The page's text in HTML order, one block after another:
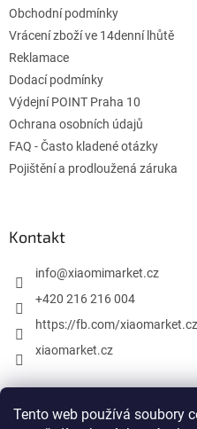
Tento web používá soubory
Obchodní podmínky
Vrácení zboží ve 14denní lhůtě
Reklamace
Dodací podmínky
Výdejní POINT Praha 10
Ochrana osobních údajů
FAQ - Často kladené otázky
Pojištění a prodloužená záruka
Kontakt
info@xiaomimarket.cz
+420 216 216 004
https://fb.com/xiaomarket.cz
xiaomarket.cz